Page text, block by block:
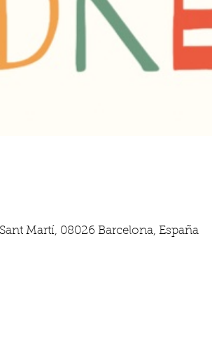
Martí, 08026 Barcelona, España